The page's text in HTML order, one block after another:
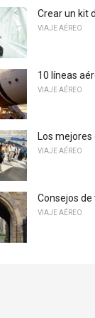
Crear un kit
VIAJE AÉREO
10 líneas
VIAJE AÉREO
Los
VIAJE AÉREO
Consejos
VIAJE AÉREO